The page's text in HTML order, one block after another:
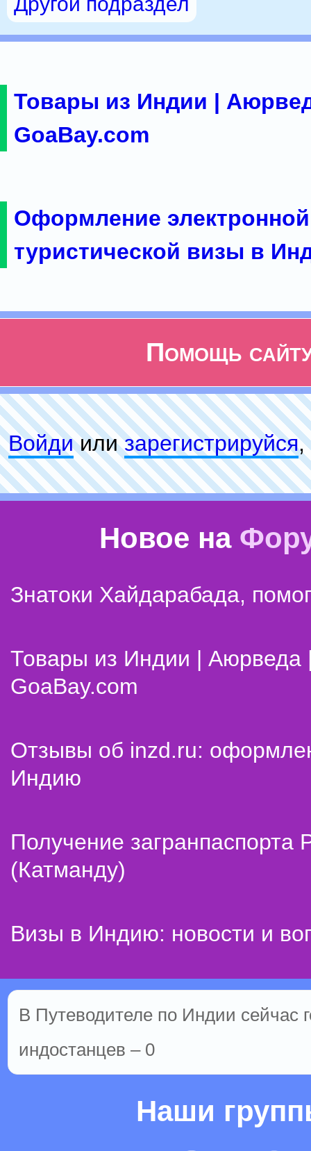
Товары из Индии |
GoaBay.com
Оформление электронной
туристической визы в
Помощь
Войдиилизарeгиcтpируйся,
Новое на
Знатоки Хайдарабада,
Товары из Индии | Аюрведа
GoaBay.com
Отзывы об inzd.ru:
Индию
Получение
(Катманду)
Визы в Индию: новости и
В Путеводителе по Индии сейчас
индостанцев – 0
Наши